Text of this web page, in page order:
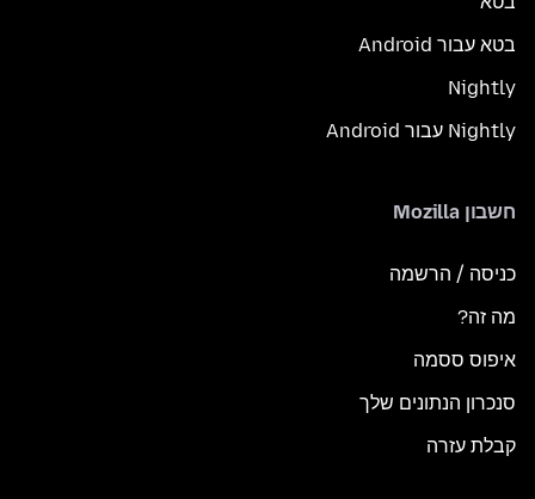
בטא עבור Android
Nightly
Nightly עבור Android
חשבון Mozilla
כניסה / הרשמה
מה זה?
איפוס ססמה
סנכרון הנתונים שלך
קבלת עזרה